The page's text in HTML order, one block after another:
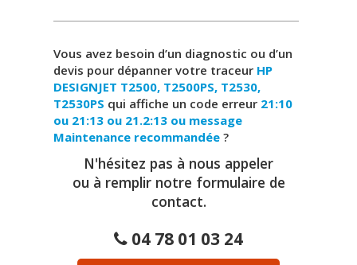
Vous avez besoin d’un diagnostic ou d’un
devis pour dépanner votre traceur HP
DESIGNJET T2500, T2500PS, T2530,
T2530PS qui affiche un code erreur 21:10
ou 21:13 ou 21.2:13 ou message
Maintenance recommandée ?
N'hésitez pas à nous appeler
ou à remplir notre formulaire de
contact.
04 78 01 03 24